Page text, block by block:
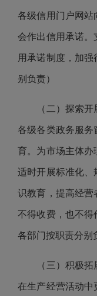
各级信用门户网站
会作出信用承诺。
用承诺制度，加
别负责）
（二）探索开展
各级各类政务服务
育。为市场主体办
适时开展标准化、
识教育，提高经营
不得收费，也不得
各部门按职责分别
（三）积极拓展
在生产经营活动中